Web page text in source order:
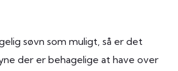
søvn som muligt, så er det
der er behagelige at have over